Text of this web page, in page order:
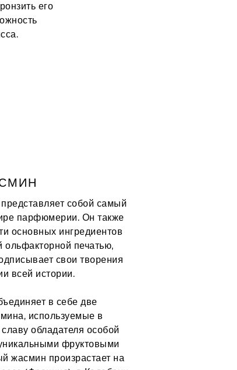
его
собой самый
парфюмерии. Он также
основных ингредиентов
ольфакторной печатью,
свои творения
всей истории.
в себе две
используемые в
обладателя особой
фруктовыми
жасмин произрастает на